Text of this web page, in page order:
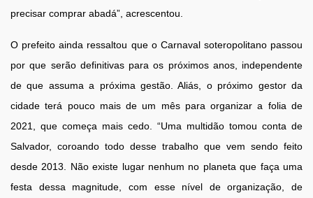
precisar comprar abadá”, acrescentou.
O prefeito ainda ressaltou que o Carnaval soteropolitano passou
por que serão definitivas para os próximos anos, independente
de que assuma a próxima gestão. Aliás, o próximo gestor da
cidade terá pouco mais de um mês para organizar a folia de
2021, que começa mais cedo. “Uma multidão tomou conta de
Salvador, coroando todo desse trabalho que vem sendo feito
desde 2013. Não existe lugar nenhum no planeta que faça uma
festa dessa magnitude, com esse nível de organização, de